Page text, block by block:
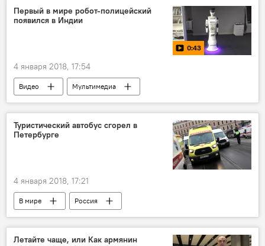
Первый в мире робот-полицейский
появился в Индии
0:43
4 января 2018, 17:54
Видео Мультимедиа
Туристический автобус сгорел в
Петербурге
4 января 2018, 17:21
В мире Россия
Летайте чаще, или Как армянин